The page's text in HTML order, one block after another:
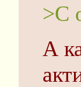
>С
А